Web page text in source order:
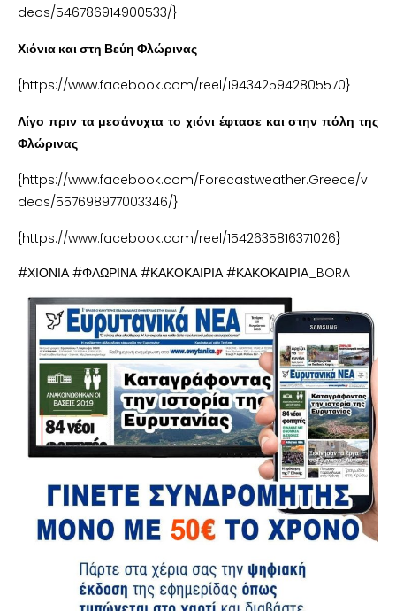
deos/546786914900533/}
Χιόνια και στη Βεύη Φλώρινας
{https://www.facebook.com/reel/1943425942805570}
Λίγο πριν τα μεσάνυχτα το χιόνι έφτασε και στην πόλη της
Φλώρινας
{https://www.facebook.com/Forecastweather.Greece/vi
deos/557698977003346/}
{https://www.facebook.com/reel/1542635816371026}
#ΧΙΟΝΙΑ #ΦΛΩΡΙΝΑ #ΚΑΚΟΚΑΙΡΙΑ #ΚΑΚΟΚΑΙΡΙΑ_BORA